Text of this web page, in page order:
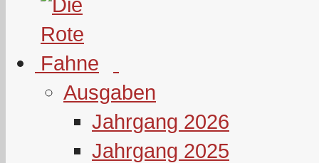
Ausgaben
Jahrgang 2026
Jahrgang 2025